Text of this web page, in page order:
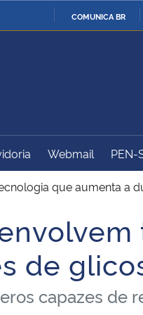
COMUNICA BR
da Defesa
do
Regional
União
Geral da União
Webmail PEN-
que aumenta a
de
capazes de